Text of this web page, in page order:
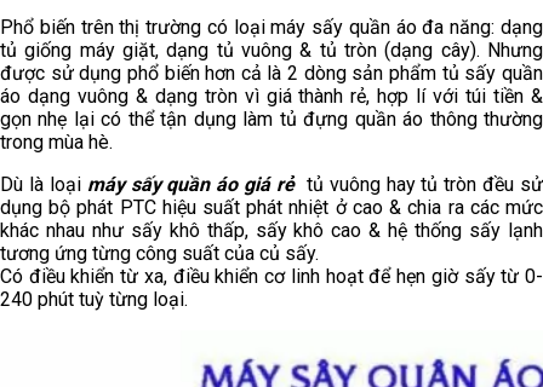
Phổ biến trên thị trường có loại máy sấy quần áo đa năng: dạng
tủ giống máy giặt, dạng tủ vuông & tủ tròn (dạng cây). Nhưng
được sử dụng phổ biến hơn cả là 2 dòng sản phẩm tủ sấy quần
áo dạng vuông & dạng tròn vì giá thành rẻ, hợp lí với túi tiền &
gọn nhẹ lại có thể tận dụng làm tủ đựng quần áo thông thường
trong mùa hè.
Dù là loạimáy sấy quần áo giá rẻ tủ vuông hay tủ tròn đều sử
dụng bộ phát PTC hiệu suất phát nhiệt ở cao & chia ra các mức
khác nhau như sấy khô thấp, sấy khô cao & hệ thống sấy lạnh
tương ứng từng công suất của củ sấy.
Có điều khiển từ xa, điều khiển cơ linh hoạt để hẹn giờ sấy từ 0-
240 phút tuỳ từng loại.